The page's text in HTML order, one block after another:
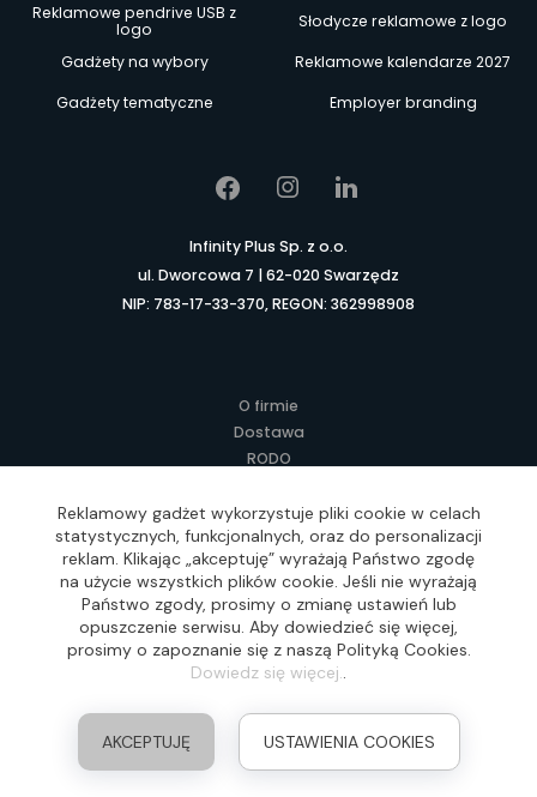
Reklamowe pendrive USB z
logo
Słodycze reklamowe z logo
Gadżety na wybory
Reklamowe kalendarze 2027
Gadżety tematyczne
Employer branding
Infinity Plus Sp. z o.o.
ul. Dworcowa 7 | 62-020 Swarzędz
NIP: 783-17-33-370, REGON: 362998908
O firmie
Dostawa
RODO
Regulamin
Lokalne Gadżety Reklamowe
Jak zamawiać?
Słownik pojęć
FAQ
Realizacja: Idea4Me.pl, Wszelkie prawa zastrzeżone
Reklamowy gadżet wykorzystuje pliki cookie w celach
statystycznych, funkcjonalnych, oraz do personalizacji
reklam. Klikając „akceptuję” wyrażają Państwo zgodę
na użycie wszystkich plików cookie. Jeśli nie wyrażają
Państwo zgody, prosimy o zmianę ustawień lub
opuszczenie serwisu. Aby dowiedzieć się więcej,
prosimy o zapoznanie się z naszą Polityką Cookies.
Dowiedz się więcej..
AKCEPTUJĘ USTAWIENIA COOKIES